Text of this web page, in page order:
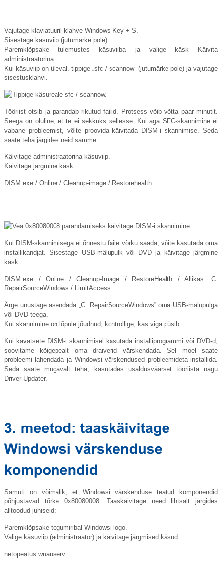
Vajutage klaviatuuril klahve Windows Key + S.
Sisestage käsuviip (jutumärke pole).
Paremklõpsake tulemustes käsuviiba ja valige käsk Käivita
administraatorina.
Kui käsuviip on üleval, tippige „sfc / scannow” (jutumärke pole) ja vajutage
sisestusklahvi.
Tööriist otsib ja parandab rikutud failid. Protsess võib võtta paar minutit.
Seega on oluline, et te ei sekkuks sellesse. Kui aga SFC-skannimine ei
vabane probleemist, võite proovida käivitada DISM-i skannimise. Seda
saate teha järgides neid samme:
Käivitage administraatorina käsuviip.
Käivitage järgmine käsk:
DISM.exe/ Online / Cleanup-image / Restorehealth
Kui DISM-skannimisega ei õnnestu faile võrku saada, võite kasutada oma
installikandjat. Sisestage USB-mälupulk või DVD ja käivitage järgmine
käsk:
DISM.exe/ Online / Cleanup-Image / RestoreHealth / Allikas: C:
RepairSourceWindows / LimitAccess
Ärge unustage asendada „C: RepairSourceWindows” oma USB-mälupulga
või DVD-teega.
Kui skannimine on lõpule jõudnud, kontrollige, kas viga püsib.
Kui kavatsete DISM-i skannimisel kasutada installiprogrammi või DVD-d,
soovitame kõigepealt oma draiverid värskendada. Sel moel saate
probleemi lahendada ja Windowsi värskendused probleemideta installida.
Seda saate mugavalt teha, kasutades usaldusväärset tööriista nagu
Driver Updater.
Samuti on võimalik, et Windowsi värskenduse teatud komponendid
põhjustavad tõrke 0x80080008. Taaskäivitage need lihtsalt järgides
alltoodud juhiseid:
Paremklõpsake tegumiribal Windowsi logo.
Valige käsuviip (administraator) ja käivitage järgmised käsud:
netopeatus wuauserv